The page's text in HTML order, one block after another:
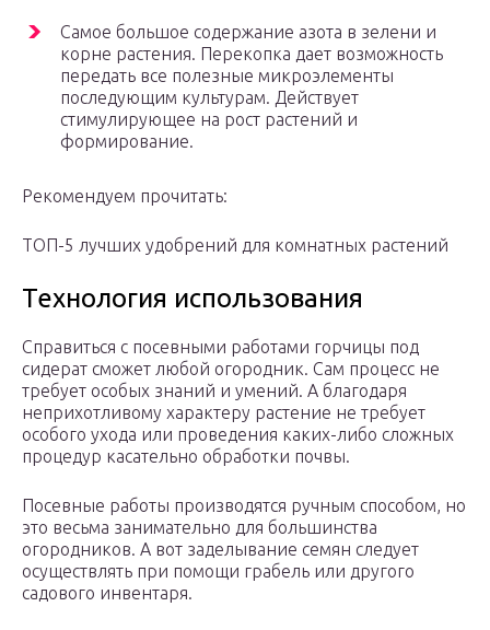
Самое большое содержание азота в зелени и
корне растения. Перекопка дает возможность
передать все полезные микроэлементы
последующим культурам. Действует
стимулирующее на рост растений и
формирование.
Рекомендуем прочитать:
ТОП-5 лучших удобрений для комнатных растений
Технология использования
Справиться с посевными работами горчицы под
сидерат сможет любой огородник. Сам процесс не
требует особых знаний и умений. А благодаря
неприхотливому характеру растение не требует
особого ухода или проведения каких-либо сложных
процедур касательно обработки почвы.
Посевные работы производятся ручным способом, но
это весьма занимательно для большинства
огородников. А вот заделывание семян следует
осуществлять при помощи грабель или другого
садового инвентаря.